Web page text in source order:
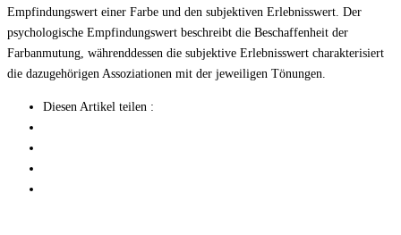
Empfindungswert einer Farbe und den subjektiven Erlebnisswert. Der
psychologische Empfindungswert beschreibt die Beschaffenheit der
Farbanmutung, währenddessen die subjektive Erlebnisswert charakterisiert
die dazugehörigen Assoziationen mit der jeweiligen Tönungen.
Diesen Artikel teilen :